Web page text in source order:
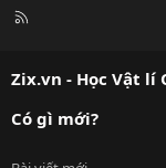
R
Zix.vn - Học Vật
Có gì mới?